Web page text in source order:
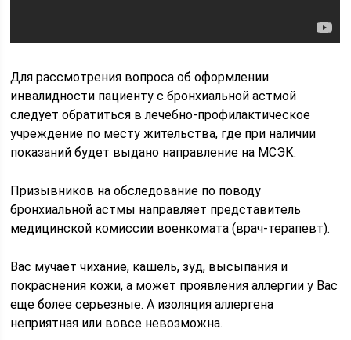
Для рассмотрения вопроса об оформлении
инвалидности пациенту с бронхиальной астмой
следует обратиться в лечебно-профилактическое
учреждение по месту жительства, где при наличии
показаний будет выдано направление на МСЭК.
Призывников на обследование по поводу
бронхиальной астмы направляет представитель
медицинской комиссии военкомата (врач-терапевт).
Вас мучает чихание, кашель, зуд, высыпания и
покраснения кожи, а может проявления аллергии у Вас
еще более серьезные. А изоляция аллергена
неприятная или вовсе невозможна.